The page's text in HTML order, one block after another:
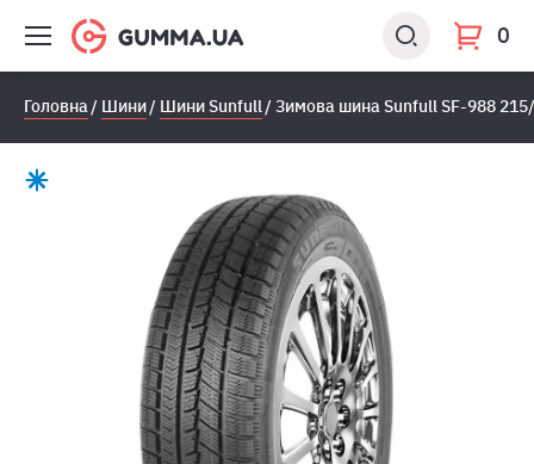
0
Головна Шини Шини Sunfull Зимова шина Sunfull SF-988